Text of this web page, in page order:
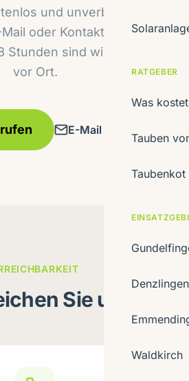
RATGEBER
Was
Tauben
Waldkirch
und unverbindlich —
oder Kontaktformular.
Stunden sind wir bei Ihnen
vor Ort.
E-Mail schreiben
Sie uns